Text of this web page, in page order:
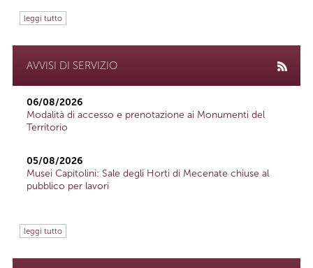
leggi tutto
AVVISI DI SERVIZIO
06/08/2026
Modalità di accesso e prenotazione ai Monumenti del
Territorio
05/08/2026
Musei Capitolini: Sale degli Horti di Mecenate chiuse al
pubblico per lavori
leggi tutto